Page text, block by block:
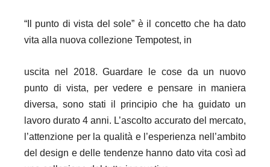
“Il punto di vista del sole” è il concetto che ha dato
vita alla nuova collezione Tempotest, in
uscita nel 2018. Guardare le cose da un nuovo
punto di vista, per vedere e pensare in maniera
diversa, sono stati il principio che ha guidato un
lavoro durato 4 anni. L’ascolto accurato del mercato,
l’attenzione per la qualità e l’esperienza nell’ambito
del design e delle tendenze hanno dato vita così ad